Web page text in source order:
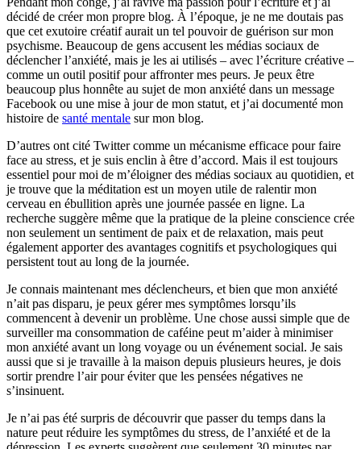
décidé de créer mon propre blog. À l’époque, je ne me doutais pas
que cet exutoire créatif aurait un tel pouvoir de guérison sur mon
psychisme. Beaucoup de gens accusent les médias sociaux de
déclencher l’anxiété, mais je les ai utilisés – avec l’écriture créative –
comme un outil positif pour affronter mes peurs. Je peux être
beaucoup plus honnête au sujet de mon anxiété dans un message
Facebook ou une mise à jour de mon statut, et j’ai documenté mon
histoire de santé mentale sur mon blog.
D’autres ont cité Twitter comme un mécanisme efficace pour faire
face au stress, et je suis enclin à être d’accord. Mais il est toujours
essentiel pour moi de m’éloigner des médias sociaux au quotidien, et
je trouve que la méditation est un moyen utile de ralentir mon
cerveau en ébullition après une journée passée en ligne. La
recherche suggère même que la pratique de la pleine conscience crée
non seulement un sentiment de paix et de relaxation, mais peut
également apporter des avantages cognitifs et psychologiques qui
persistent tout au long de la journée.
Je connais maintenant mes déclencheurs, et bien que mon anxiété
n’ait pas disparu, je peux gérer mes symptômes lorsqu’ils
commencent à devenir un problème. Une chose aussi simple que de
surveiller ma consommation de caféine peut m’aider à minimiser
mon anxiété avant un long voyage ou un événement social. Je sais
aussi que si je travaille à la maison depuis plusieurs heures, je dois
sortir prendre l’air pour éviter que les pensées négatives ne
s’insinuent.
Je n’ai pas été surpris de découvrir que passer du temps dans la
nature peut réduire les symptômes du stress, de l’anxiété et de la